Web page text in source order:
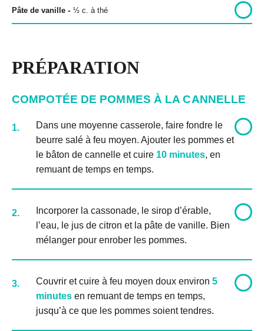
Pâte de vanille - ½ c. à thé
PRÉPARATION
COMPOTÉE DE POMMES À LA CANNELLE
1.
Dans une moyenne casserole, faire fondre le
beurre salé à feu moyen. Ajouter les pommes et
le bâton de cannelle et cuire 10 minutes, en
remuant de temps en temps.
2.
Incorporer la cassonade, le sirop d’érable,
l’eau, le jus de citron et la pâte de vanille. Bien
mélanger pour enrober les pommes.
3. Couvrir et cuire à feu moyen doux environ5
minutes en remuant de temps en temps,
jusqu’à ce que les pommes soient tendres.